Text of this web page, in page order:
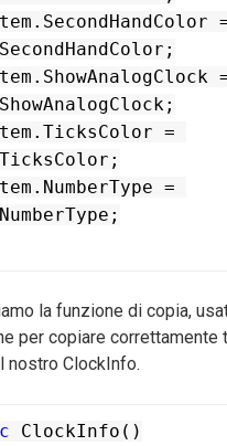
la funzione di copia,
per copiare correttamente
nostro ClockInfo.
ClockInfo()